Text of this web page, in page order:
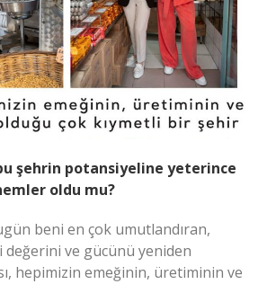
şehrin potansiyeline yeterince
oldu mu?
beni en çok umutlandıran,
değerini ve gücünü yeniden
hepimizin emeğinin, üretiminin ve